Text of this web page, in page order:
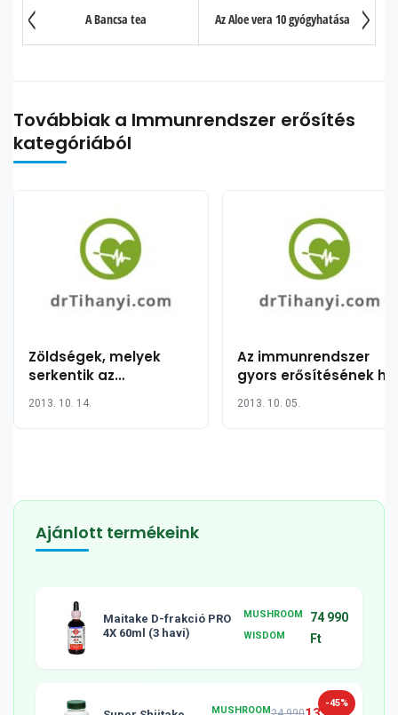
A Bancsa tea Az Aloe vera 10 gyógyhatása
Továbbiak a Immunrendszer erősítés
kategóriából
Zöldségek, melyek
serkentik az
működését
2013. 10. 14.
Az immunrendszer
gyors erősítésének
2013. 10. 05.
Ajánlott termékeink
Maitake D-frakció PRO
4X 60ml (3 havi)
MUSHROOM
WISDOM
74 990
Ft
-45%
MUSHROOM